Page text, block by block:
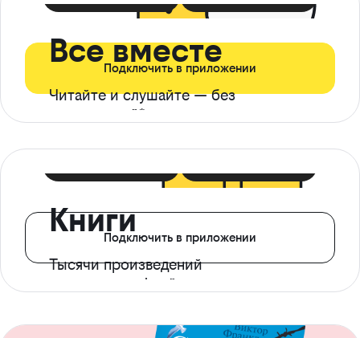
Все вместе
Читайте и слушайте — без
ограничений*
Подключить в приложении
Книги
Тысячи произведений
с доступом офлайн
Подключить в приложении